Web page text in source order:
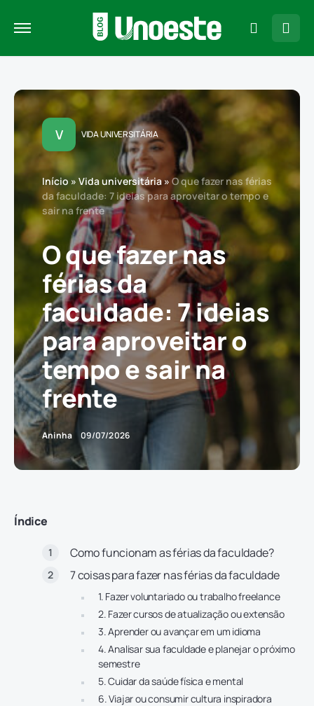
V VIDA UNIVERSITÁRIA
Início » Vida universitária» O que fazer nas férias
da faculdade: 7 ideias para aproveitar o tempo e
sair na frente
O que fazer nas
férias da
faculdade: 7 ideias
para aproveitar o
tempo e sair na
frente
Aninha 09/07/2026
Índice
Como funcionam as férias da faculdade?
7 coisas para fazer nas férias da faculdade
1. Fazer voluntariado ou trabalho freelance
2. Fazer cursos de atualização ou extensão
3. Aprender ou avançar em um idioma
4. Analisar sua faculdade e planejar o próximo
semestre
5. Cuidar da saúde física e mental
6. Viajar ou consumir cultura inspiradora